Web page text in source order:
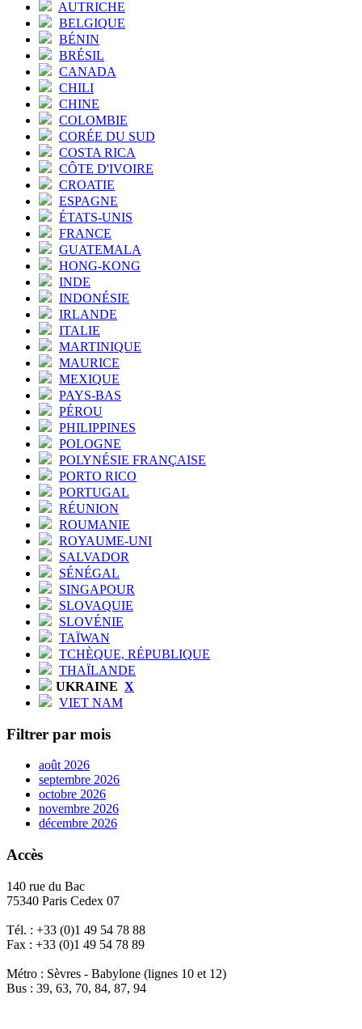
AUTRICHE
BELGIQUE
BÉNIN
BRÉSIL
CANADA
CHILI
CHINE
COLOMBIE
CORÉE DU SUD
COSTA RICA
CÔTE D'IVOIRE
CROATIE
ESPAGNE
ÉTATS-UNIS
FRANCE
GUATEMALA
HONG-KONG
INDE
INDONÉSIE
IRLANDE
ITALIE
MARTINIQUE
MAURICE
MEXIQUE
PAYS-BAS
PÉROU
PHILIPPINES
POLOGNE
POLYNÉSIE FRANÇAISE
PORTO RICO
PORTUGAL
RÉUNION
ROUMANIE
ROYAUME-UNI
SALVADOR
SÉNÉGAL
SINGAPOUR
SLOVAQUIE
SLOVÉNIE
TAÏWAN
TCHÈQUE, RÉPUBLIQUE
THAÏLANDE
UKRAINE X
VIET NAM
Filtrer par mois
août 2026
septembre 2026
octobre 2026
novembre 2026
décembre 2026
Accès
140 rue du Bac
75340 Paris Cedex 07
Tél. : +33 (0)1 49 54 78 88
Fax : +33 (0)1 49 54 78 89
Métro : Sèvres - Babylone (lignes 10 et 12)
Bus : 39, 63, 70, 84, 87, 94